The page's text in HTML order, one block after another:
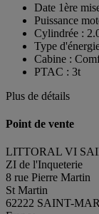
Date 1ère
Puissance
Cylindrée :
Type
Cabine :
PTAC : 3t
Plus de détails
Point de vente
LITTORAL VI
ZI de l'Inqueterie
8 rue Pierre Martin
St Martin
62222 SAINT-